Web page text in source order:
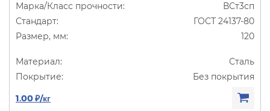
ВСт3сп
ГОСТ 24137-80
120
Сталь
Без покрытия
1.00 ₽/кг